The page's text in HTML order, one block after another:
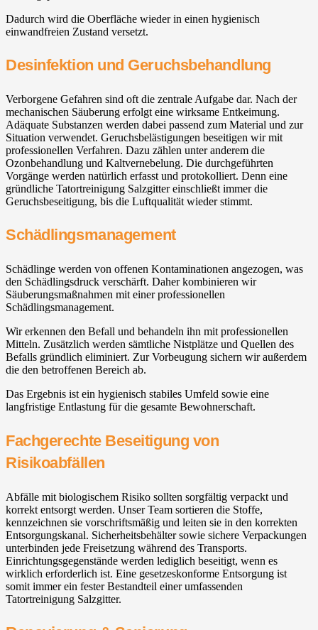
Dadurch wird die Oberfläche wieder in einen hygienisch
einwandfreien Zustand versetzt.
Desinfektion und Geruchsbehandlung
Verborgene Gefahren sind oft die zentrale Aufgabe dar. Nach der
mechanischen Säuberung erfolgt eine wirksame Entkeimung.
Adäquate Substanzen werden dabei passend zum Material und zur
Situation verwendet. Geruchsbelästigungen beseitigen wir mit
professionellen Verfahren. Dazu zählen unter anderem die
Ozonbehandlung und Kaltvernebelung. Die durchgeführten
Vorgänge werden natürlich erfasst und protokolliert. Denn eine
gründliche Tatortreinigung Salzgitter einschließt immer die
Geruchsbeseitigung, bis die Luftqualität wieder stimmt.
Schädlingsmanagement
Schädlinge werden von offenen Kontaminationen angezogen, was
den Schädlingsdruck verschärft. Daher kombinieren wir
Säuberungsmaßnahmen mit einer professionellen
Schädlingsmanagement.
Wir erkennen den Befall und behandeln ihn mit professionellen
Mitteln. Zusätzlich werden sämtliche Nistplätze und Quellen des
Befalls gründlich eliminiert. Zur Vorbeugung sichern wir außerdem
die den betroffenen Bereich ab.
Das Ergebnis ist ein hygienisch stabiles Umfeld sowie eine
langfristige Entlastung für die gesamte Bewohnerschaft.
Fachgerechte Beseitigung von
Risikoabfällen
Abfälle mit biologischem Risiko sollten sorgfältig verpackt und
korrekt entsorgt werden. Unser Team sortieren die Stoffe,
kennzeichnen sie vorschriftsmäßig und leiten sie in den korrekten
Entsorgungskanal. Sicherheitsbehälter sowie sichere Verpackungen
unterbinden jede Freisetzung während des Transports.
Einrichtungsgegenstände werden lediglich beseitigt, wenn es
wirklich erforderlich ist. Eine gesetzeskonforme Entsorgung ist
somit immer ein fester Bestandteil einer umfassenden
Tatortreinigung Salzgitter.